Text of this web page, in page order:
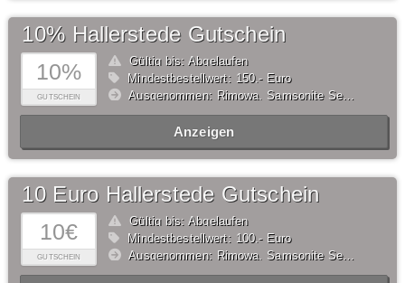
10%
GUTSCHEIN
10% Hallerstede Gutschein
Gültig bis: Abgelaufen
Mindestbestellwert: 150,- Euro
Ausgenommen: Rimowa, Samsonite Selection, American Tourister Selection, Tumi, Step by Step, Satch, ergobag, Scout, School-Mood, DerDieDas, McNeill, Von Cronshagen, Buckle & Seam, Salzen, Brics, Be Mine, Thule
Anzeigen
10€
GUTSCHEIN
10 Euro Hallerstede Gutschein
Gültig bis: Abgelaufen
Mindestbestellwert: 100,- Euro
Ausgenommen: Rimowa, Samsonite Selection, American Tourister Selection, Tumi, Step by Step, Satch, ergobag, Scout, School-Mood, DerDieDas, McNeill, Von Cronshagen, Buckle & Seam, Salzen, Brics, Be Mine, Thule